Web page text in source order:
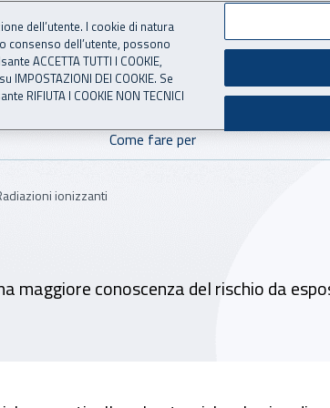
Come fare per
ionizzanti
conoscenza del rischio da
dell’utente. I cookie di natura
dell’utente, possono
ACCETTA TUTTI I COOKIE,
DEI COOKIE. Se
RIFIUTA I COOKIE NON TECNICI